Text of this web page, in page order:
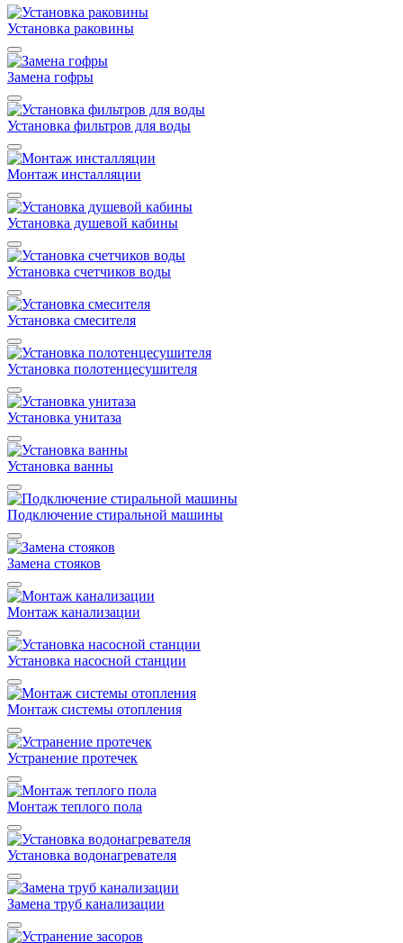
Установка раковины
Замена гофры
Установка фильтров для воды
Монтаж инсталляции
Установка душевой кабины
Установка счетчиков воды
Установка смесителя
Установка полотенцесушителя
Установка унитаза
Установка ванны
Подключение стиральной машины
Замена стояков
Монтаж канализации
Установка насосной станции
Монтаж системы отопления
Устранение протечек
Монтаж теплого пола
Установка водонагревателя
Замена труб канализации